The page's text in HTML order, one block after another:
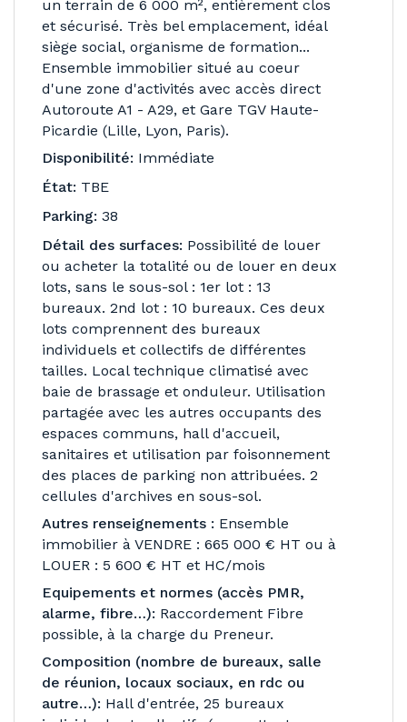
un terrain de 6 000 m², entièrement clos
et sécurisé. Très bel emplacement, idéal
siège social, organisme de formation...
Ensemble immobilier situé au coeur
d'une zone d'activités avec accès direct
Autoroute A1 - A29, et Gare TGV Haute-
Picardie (Lille, Lyon, Paris).
Disponibilité: Immédiate
État: TBE
Parking: 38
Détail des surfaces: Possibilité de louer
ou acheter la totalité ou de louer en deux
lots, sans le sous-sol : 1er lot : 13
bureaux. 2nd lot : 10 bureaux. Ces deux
lots comprennent des bureaux
individuels et collectifs de différentes
tailles. Local technique climatisé avec
baie de brassage et onduleur. Utilisation
partagée avec les autres occupants des
espaces communs, hall d'accueil,
sanitaires et utilisation par foisonnement
des places de parking non attribuées. 2
cellules d'archives en sous-sol.
Autres renseignements : Ensemble
immobilier à VENDRE : 665 000 € HT ou à
LOUER : 5 600 € HT et HC/mois
Equipements et normes (accès PMR,
alarme, fibre…): Raccordement Fibre
possible, à la charge du Preneur.
Composition (nombre de bureaux, salle
de réunion, locaux sociaux, en rdc ou
autre…): Hall d'entrée, 25 bureaux